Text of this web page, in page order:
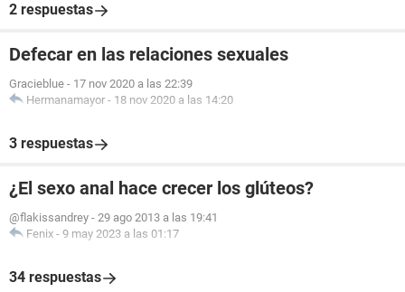
2 respuestas
Defecar en las relaciones sexuales
Gracieblue - 17 nov 2020 a las 22:39
Hermanamayor - 18 nov 2020 a las 14:20
3 respuestas
¿El sexo anal hace crecer los glúteos?
@flakissandrey - 29 ago 2013 a las 19:41
Fenix - 9 may 2023 a las 01:17
34 respuestas